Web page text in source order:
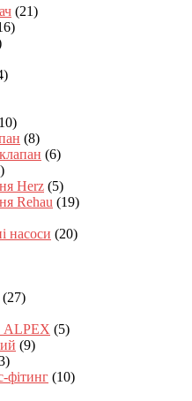
(21)
(8)
(6)
Herz (5)
Rehau (19)
насоси (20)
(27)
ALPEX (5)
(9)
фітинг (10)